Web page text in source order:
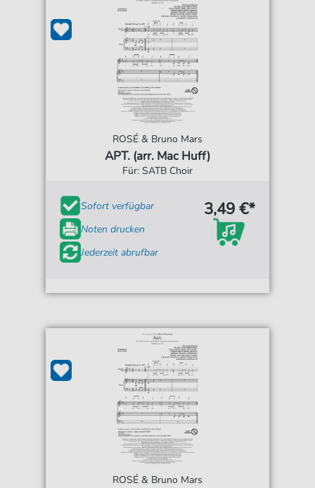
ROSÉ & Bruno Mars
APT. (arr. Mac Huff)
Für: SATB Choir
Sofort verfügbar
Noten drucken
Jederzeit abrufbar
3,49 €*
ROSÉ & Bruno Mars